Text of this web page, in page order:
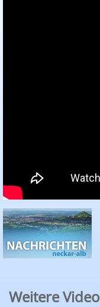
Weitere